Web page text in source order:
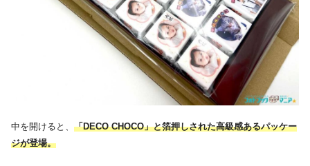
中を開けると、 「DECO CHOCO」と箔押しされた高級感あるパッケー
ジが登場。